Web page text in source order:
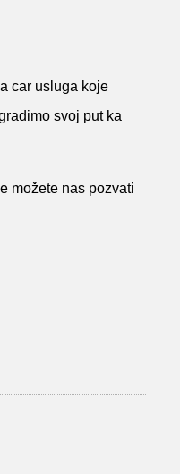
car usluga koje
svoj put ka
možete nas pozvati